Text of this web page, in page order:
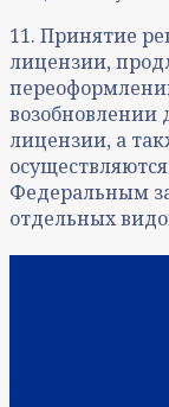
11. Принятие
лицензии,
возобновлении
лицензии, а
Федеральным
отдельных